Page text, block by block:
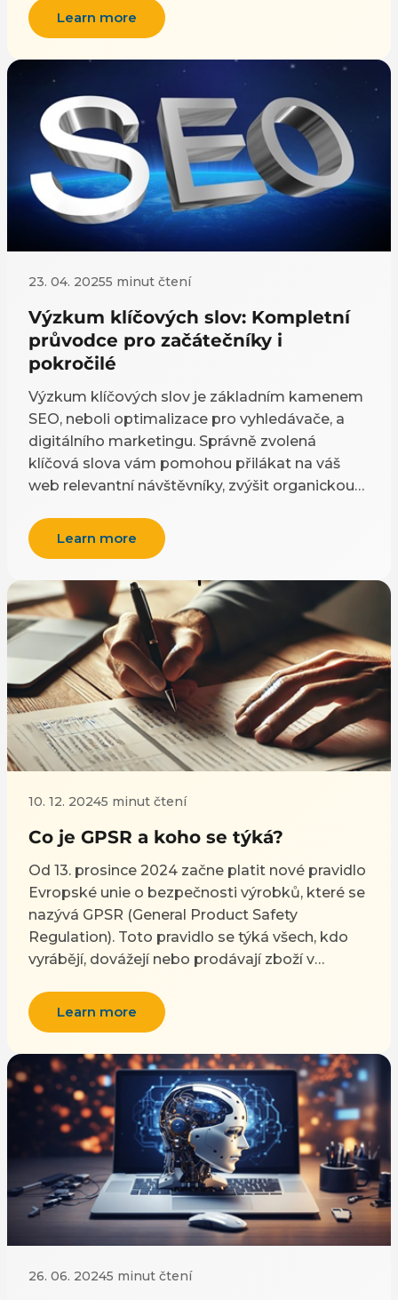
tomto článku si přiblížíme základy chytrého e-
mailingu a dozvíte se pár užitečných tipů.
Learn more
23. 04. 20255 minut čtení
Výzkum klíčových slov: Kompletní
průvodce pro začátečníky i
pokročilé
Výzkum klíčových slov je základním kamenem
SEO, neboli optimalizace pro vyhledávače, a
digitálního marketingu. Správně zvolená
klíčová slova vám pomohou přilákat na váš
web relevantní návštěvníky, zvýšit organickou
online marketingu. Tento průvodce vás
provede celým procesem výzkumu klíčových
techniky.
Learn more
10. 12. 20245 minut čtení
Co je GPSR a koho se týká?
Od 13. prosince 2024 začne platit nové pravidlo
Evropské unie o bezpečnosti výrobků, které se
nazývá GPSR (General Product Safety
Regulation). Toto pravidlo se týká všech, kdo
vyrábějí, dovážejí nebo prodávají zboží v
bezpečné pro používání.
Learn more
26. 06. 20245 minut čtení